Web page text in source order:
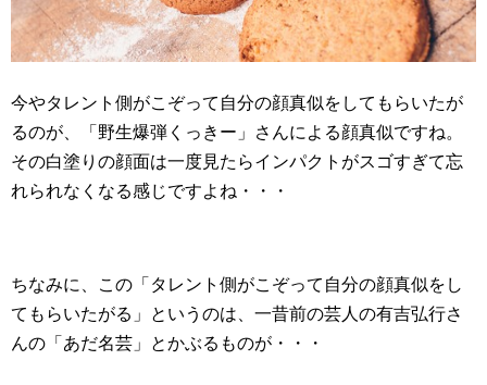
今やタレント側がこぞって自分の顔真似をしてもらいたが
るのが、「野生爆弾くっきー」さんによる顔真似ですね。
その白塗りの顔面は一度見たらインパクトがスゴすぎて忘
れられなくなる感じですよね・・・
ちなみに、この「タレント側がこぞって自分の顔真似をし
てもらいたがる」というのは、一昔前の芸人の有吉弘行さ
んの「あだ名芸」とかぶるものが・・・